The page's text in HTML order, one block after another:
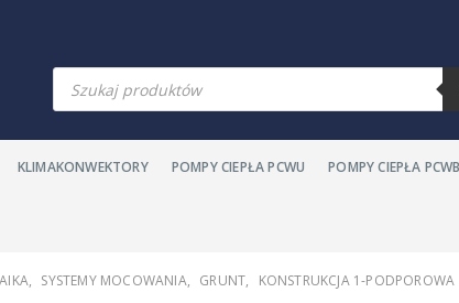
Wyszukiwarka
produktów
KLIMAKONWEKTORY POMPY CIEPŁA PCWU POMPY CIEPŁA PCWB
, SYSTEMY MOCOWANIA, GRUNT, KONSTRUKCJA 1-PODPOROWA